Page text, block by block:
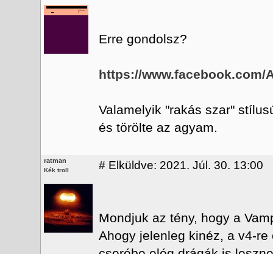
Erre gondolsz?
https://www.facebook.com/
Valamelyik "rakás szar"
és törölte az agyam.
ratman
Kék troll # Elküldve: 2021. Júl. 30. 13:00
Mondjuk az tény, hogy a
Ahogy jelenleg kinéz, a v4-